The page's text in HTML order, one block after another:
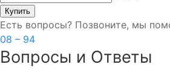
Есть вопросы? Позвоните, мы
08 – 94
Вопросы и Ответы